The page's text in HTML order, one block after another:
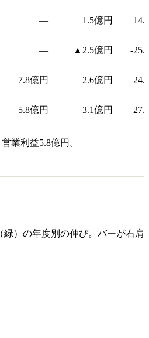
— 1.5億円
— ▲2.5億円 -
7.8億円 2.6億円
5.8億円 3.1億円
営業利益5.8億円。
）の年度別の伸び。バーが右肩